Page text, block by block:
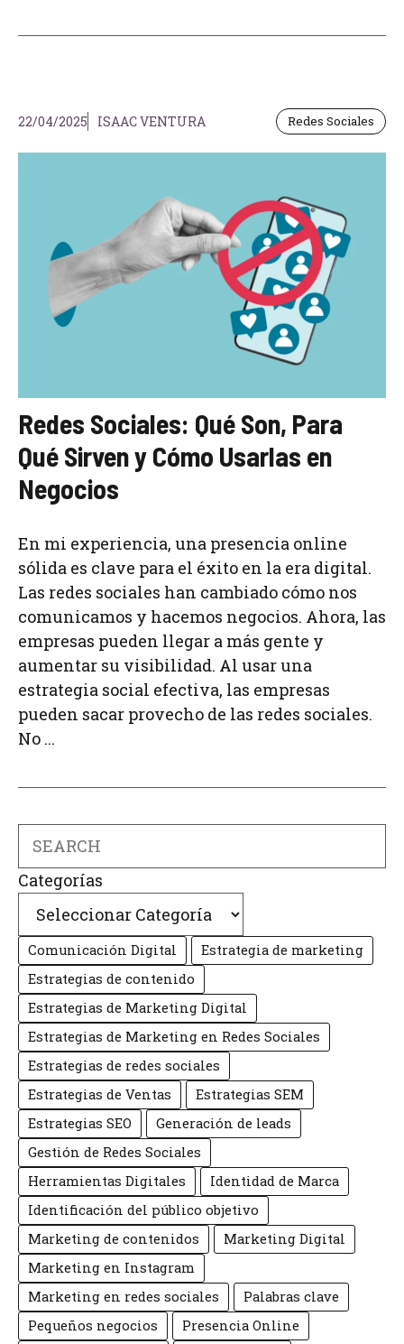
22/04/2025 ISAAC VENTURA Redes Sociales
Redes Sociales: Qué Son, Para
Qué Sirven y Cómo Usarlas en
Negocios
En mi experiencia, una presencia online
sólida es clave para el éxito en la era digital.
Las redes sociales han cambiado cómo nos
comunicamos y hacemos negocios. Ahora, las
empresas pueden llegar a más gente y
aumentar su visibilidad. Al usar una
estrategia social efectiva, las empresas
pueden sacar provecho de las redes sociales.
No ...
Search
Categorías
Comunicación Digital
Estrategia de marketing
Estrategias de contenido
Estrategias de Marketing Digital
Estrategias de Marketing en Redes Sociales
Estrategias de redes sociales
Estrategias de Ventas
Estrategias SEM
Estrategias SEO
Generación de leads
Gestión de Redes Sociales
Herramientas Digitales
Identidad de Marca
Identificación del público objetivo
Marketing de contenidos
Marketing Digital
Marketing en Instagram
Marketing en redes sociales
Palabras clave
Pequeños negocios
Presencia Online